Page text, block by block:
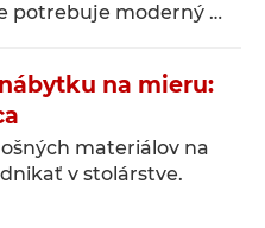
potrebuje moderný …
na mieru:
materiálov na
v stolárstve.